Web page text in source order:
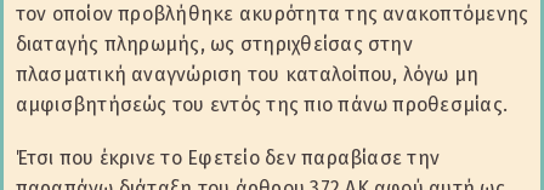
τον οποίον προβλήθηκε ακυρότητα της ανακοπτόμενης
διαταγής πληρωμής, ως στηριχθείσας στην
πλασματική αναγνώριση του καταλοίπου, λόγω μη
αμφισβητήσεώς του εντός της πιο πάνω προθεσμίας.
Έτσι που έκρινε το Εφετείο δεν παραβίασε την